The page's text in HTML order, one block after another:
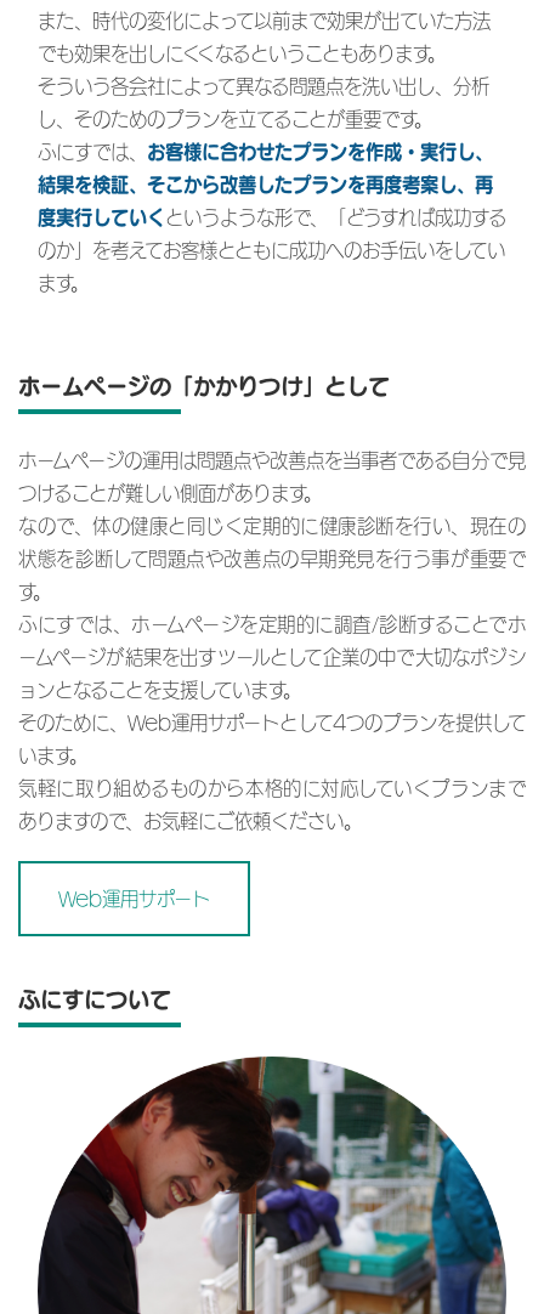
また、時代の変化によって以前まで効果が出ていた方法
でも効果を出しにくくなるということもあります。
そういう各会社によって異なる問題点を洗い出し、分析
し、そのためのプランを立てることが重要です。
ふにすでは、 お客様に合わせたプランを作成・実行し、
結果を検証、そこから改善したプランを再度考案し、再
度実行していくというような形で、「どうすれば成功する
のか」を考えてお客様とともに成功へのお手伝いをしてい
ます。
ホームページの「かかりつけ」として
ホームページの運用は問題点や改善点を当事者である自分で見
つけることが難しい側面があります。
なので、体の健康と同じく定期的に健康診断を行い、現在の
状態を診断して問題点や改善点の早期発見を行う事が重要で
す。
ふにすでは、ホームページを定期的に調査/診断することでホ
ームページが結果を出すツールとして企業の中で大切なポジシ
ョンとなることを支援しています。
そのために、Web運用サポートとして4つのプランを提供して
います。
気軽に取り組めるものから本格的に対応していくプランまで
ありますので、お気軽にご依頼ください。
Web運用サポート
ふにすについて